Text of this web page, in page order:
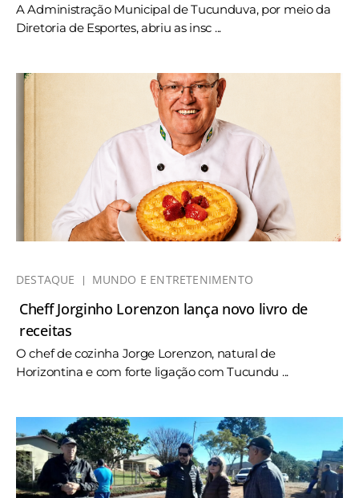
A Administração Municipal de Tucunduva, por meio da
Diretoria de Esportes, abriu as insc ...
DESTAQUE MUNDO E ENTRETENIMENTO
Cheff Jorginho Lorenzon lança novo livro de
receitas
O chef de cozinha Jorge Lorenzon, natural de
Horizontina e com forte ligação com Tucundu ...